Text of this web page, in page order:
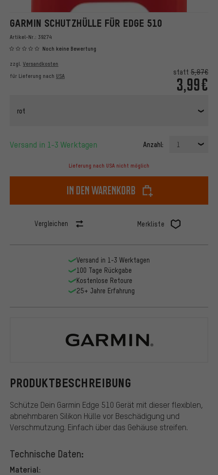
GARMIN SCHUTZHÜLLE FÜR EDGE 510
Artikel-Nr.: 39274
Noch keine Bewertung
statt 5,87€
3,99€
zzgl. Versandkosten
für Lieferung nach USA
rot
Versand in 1-3 Werktagen Anzahl: 1
Lieferung nach USA nicht möglich
In den Warenkorb
Vergleichen Merkliste
PRODUKTBESCHREIBUNG
Schütze Dein Garmin Edge 510 Gerät mit dieser flexiblen,
abnehmbaren Silikon Hülle vor Beschädigung und
Verschmutzung. Einfach über das Gehäuse streifen.
Technische Daten:
Material:
Versand in 1-3 Werktagen
100 Tage Rückgabe
Kostenlose Retoure
25+ Jahre Erfahrung
Garmin